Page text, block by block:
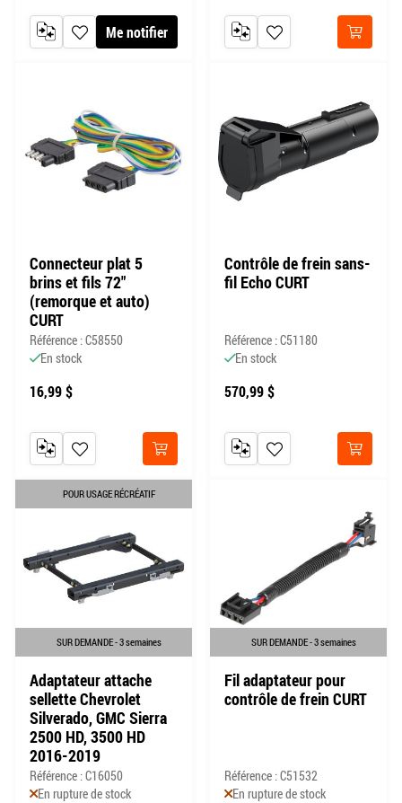
Me notifier
AJOUTER À MA LISTE DE SOUHAITS
AJOUTER AU COMPARATEUR Acheter
AJOUTER À MA LISTE DE
AJOUTER AU COMPARATEUR
Connecteur plat 5
brins et fils 72"
(remorque et auto)
CURT
Référence : C58550
En stock
16,99 $
Acheter
AJOUTER À MA LISTE DE SOUHAITS
AJOUTER AU COMPARATEUR
Contrôle de frein sans-
fil Echo CURT
Référence : C51180
En stock
570,99 $
Acheter
AJOUTER À MA LISTE DE
AJOUTER AU COMPARATEUR
SUR DEMANDE - 3 semaines
POUR USAGE RÉCRÉATIF
Adaptateur attache
sellette Chevrolet
Silverado, GMC Sierra
2500 HD, 3500 HD
2016-2019
Référence : C16050
En rupture de stock
SUR DEMANDE - 3 semaines
Fil adaptateur pour
contrôle de frein CURT
Référence : C51532
En rupture de stock